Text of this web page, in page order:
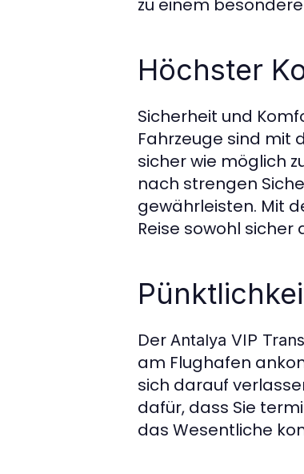
zu einem
Höchster
Sicherheit und
Fahrzeuge sind mit
sicher wie möglich
nach strengen
gewährleisten. Mit
Reise sowohl sicher
Der Antalya VIP
am Flughafen
sich darauf
dafür, dass Sie
das Wesentliche